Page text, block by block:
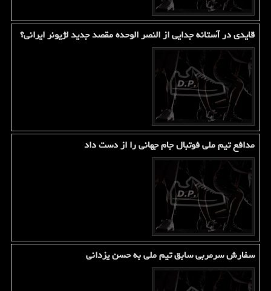
قایدی در آستانه جدایی از النصر الوحده مقصد جدید لژیونر ایرانی؟
مدافع تیم ملی فوتبال جام جهانی را از دست داد
سفارش سرمربی سابق تیم ملی به حسن یزدانی